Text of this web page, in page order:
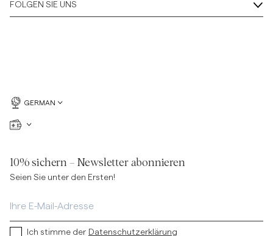
FOLGEN SIE UNS
GERMAN
10% sichern – Newsletter abonnieren
Seien Sie unter den Ersten!
Ich stimme der Datenschutzerklärung